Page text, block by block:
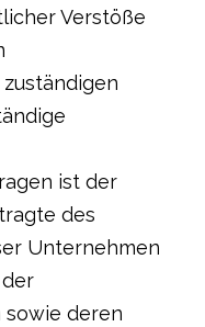
Verstöße
ist der
des
Unternehmen
deren